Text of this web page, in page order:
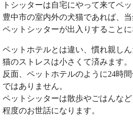
トシッターは自宅にやって来てペ
豊中市の室内外の犬猫であれば、
ペットシッターが出入りすることに
ペットホテルとは違い、慣れ親し
猫のストレスは小さくて済みます。
反面、ペットホテルのように24時
ではありません。
ペットシッターは散歩やごはんな
程度のお世話になります。